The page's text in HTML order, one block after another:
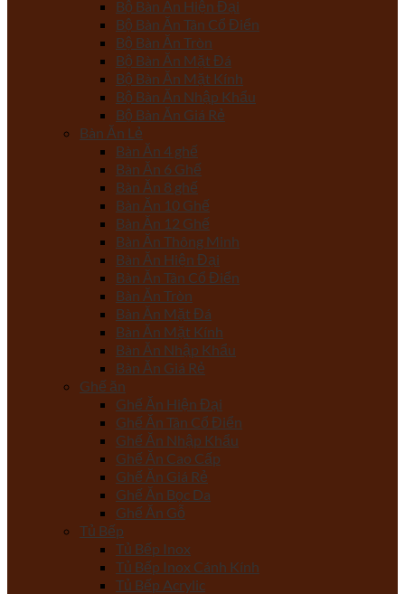
Bộ Bàn Ăn Hiện Đại
Bộ Bàn Ăn Tân Cổ Điển
Bộ Bàn Ăn Tròn
Bộ Bàn Ăn Mặt Đá
Bộ Bàn Ăn Mặt Kính
Bộ Bàn Ăn Nhập Khẩu
Bộ Bàn Ăn Giá Rẻ
Bàn Ăn Lẻ
Bàn Ăn 4 ghế
Bàn Ăn 6 Ghế
Bàn Ăn 8 ghế
Bàn Ăn 10 Ghế
Bàn Ăn 12 Ghế
Bàn Ăn Thông Minh
Bàn Ăn Hiện Đại
Bàn Ăn Tân Cổ Điển
Bàn Ăn Tròn
Bàn Ăn Mặt Đá
Bàn Ăn Mặt Kính
Bàn Ăn Nhập Khẩu
Bàn Ăn Giá Rẻ
Ghế ăn
Ghế Ăn Hiện Đại
Ghế Ăn Tân Cổ Điển
Ghế Ăn Nhập Khẩu
Ghế Ăn Cao Cấp
Ghế Ăn Giá Rẻ
Ghế Ăn Bọc Da
Ghế Ăn Gỗ
Tủ Bếp
Tủ Bếp Inox
Tủ Bếp Inox Cánh Kính
Tủ Bếp Acrylic